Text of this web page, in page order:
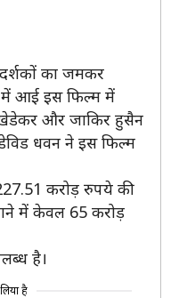
का जमकर
में आई इस फिल्म में
खेडेकर और जाकिर हुसैन
धवन ने इस फिल्म
करोड़ रुपये की
में केवल 65 करोड़
है।
है